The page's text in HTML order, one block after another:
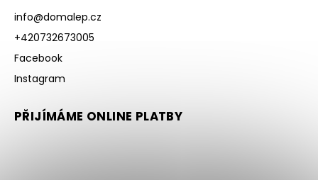
info@domalep.cz
+420732673005
Facebook
Instagram
PŘIJÍMÁME ONLINE PLATBY